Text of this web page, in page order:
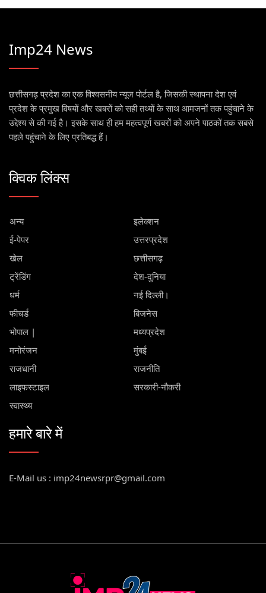
Imp24 News
छत्तीसगढ़ प्रदेश का एक विश्वसनीय न्यूज पोर्टल है, जिसकी स्थापना देश एवं
प्रदेश के प्रमुख विषयों और खबरों को सही तथ्यों के साथ आमजनों तक पहुंचाने के
उद्देश्य से की गई है। इसके साथ ही हम महत्वपूर्ण खबरों को अपने पाठकों तक सबसे
पहले पहुंचाने के लिए प्रतिबद्ध हैं।
क्विक लिंक्स
अन्य
इलेक्शन
ई-पेपर
उत्तरप्रदेश
खेल
छत्तीसगढ़
ट्रेंडिंग
देश-दुनिया
धर्म
नई दिल्ली।
फीचर्ड
बिजनेस
भोपाल |
मध्यप्रदेश
मनोरंजन
मुंबई
राजधानी
राजनीति
लाइफस्टाइल
सरकारी-नौकरी
स्वास्थ्य
हमारे बारे में
E-Mail us : imp24newsrpr@gmail.com